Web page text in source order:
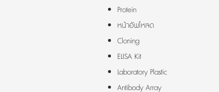
Protein
หน้าอัพโหลด
Cloning
ELISA Kit
Laboratory Plastic
Antibody Array